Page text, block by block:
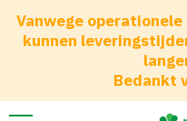
Vanwege
kunnen
Bedankt